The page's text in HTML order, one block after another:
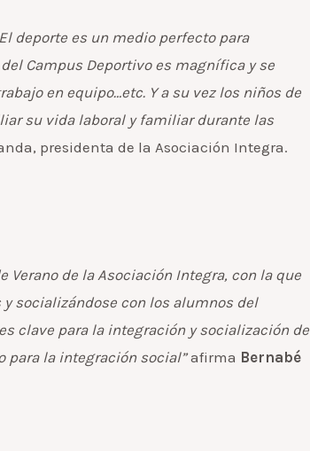
deporte es un medio perfecto para
Campus Deportivo es magnífica y se
en equipo…etc. Y a su vez los niños de
su vida laboral y familiar durante las
presidenta de la Asociación Integra.
de la Asociación Integra, con la que
socializándose con los alumnos del
clave para la integración y socialización de
para la integración social”afirma Bernabé